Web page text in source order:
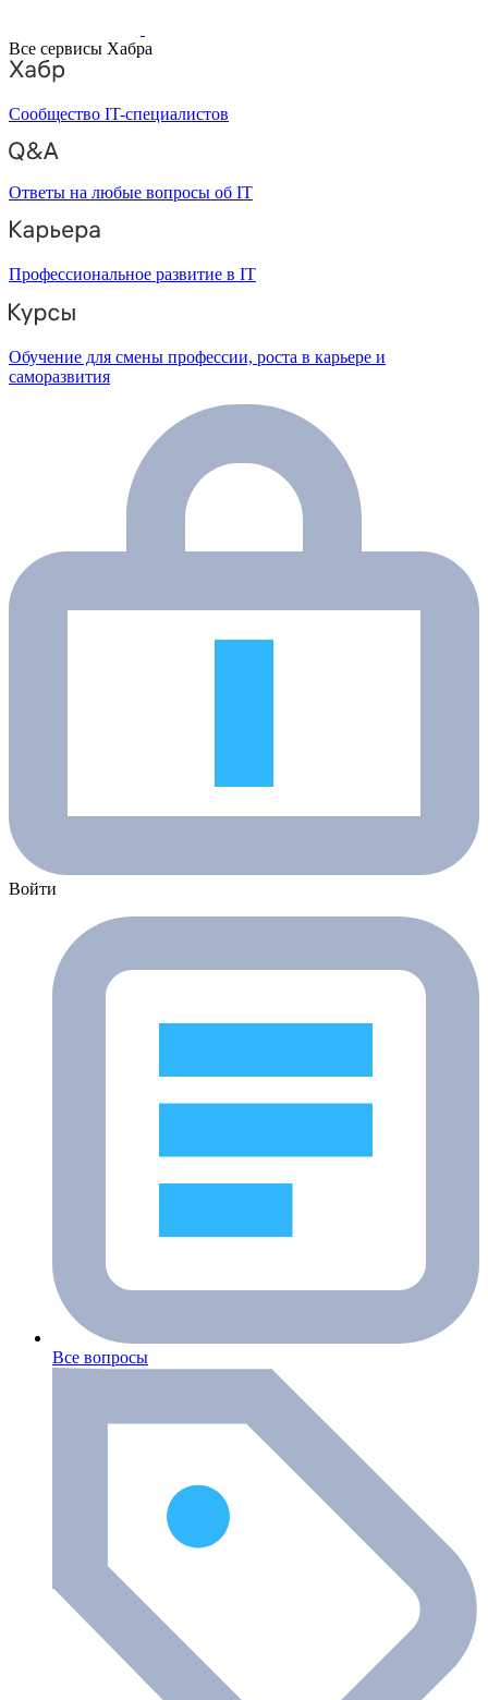
Все сервисы Хабра
Сообщество IT-специалистов
Ответы на любые вопросы об IT
Профессиональное развитие в IT
Обучение для смены профессии, роста в карьере и
саморазвития
Войти
Все вопросы